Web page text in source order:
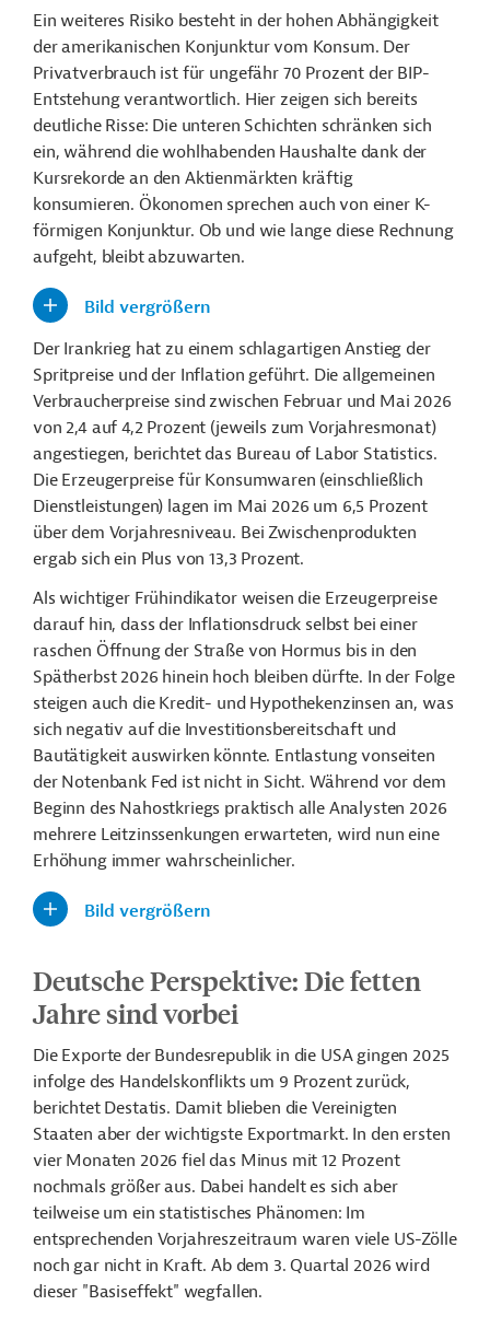
Ein weiteres Risiko besteht in der hohen Abhängigkeit
der amerikanischen Konjunktur vom Konsum. Der
Privatverbrauch ist für ungefähr 70 Prozent der BIP-
Entstehung verantwortlich. Hier zeigen sich bereits
deutliche Risse: Die unteren Schichten schränken sich
ein, während die wohlhabenden Haushalte dank der
Kursrekorde an den Aktienmärkten kräftig
konsumieren. Ökonomen sprechen auch von einer K-
förmigen Konjunktur. Ob und wie lange diese Rechnung
aufgeht, bleibt abzuwarten.
Bild vergrößern
Der Irankrieg hat zu einem schlagartigen Anstieg der
Spritpreise und der Inflation geführt. Die allgemeinen
Verbraucherpreise sind zwischen Februar und Mai 2026
von 2,4 auf 4,2 Prozent (jeweils zum Vorjahresmonat)
angestiegen, berichtet das Bureau of Labor Statistics.
Die Erzeugerpreise für Konsumwaren (einschließlich
Dienstleistungen) lagen im Mai 2026 um 6,5 Prozent
über dem Vorjahresniveau. Bei Zwischenprodukten
ergab sich ein Plus von 13,3 Prozent.
Als wichtiger Frühindikator weisen die Erzeugerpreise
darauf hin, dass der Inflationsdruck selbst bei einer
raschen Öffnung der Straße von Hormus bis in den
Spätherbst 2026 hinein hoch bleiben dürfte. In der Folge
steigen auch die Kredit- und Hypothekenzinsen an, was
sich negativ auf die Investitionsbereitschaft und
Bautätigkeit auswirken könnte. Entlastung vonseiten
der Notenbank Fed ist nicht in Sicht. Während vor dem
Beginn des Nahostkriegs praktisch alle Analysten 2026
mehrere Leitzinssenkungen erwarteten, wird nun eine
Erhöhung immer wahrscheinlicher.
Bild vergrößern
Deutsche Perspektive: Die fetten
Jahre sind vorbei
Die Exporte der Bundesrepublik in die USA gingen 2025
infolge des Handelskonflikts um 9 Prozent zurück,
berichtet Destatis. Damit blieben die Vereinigten
Staaten aber der wichtigste Exportmarkt. In den ersten
vier Monaten 2026 fiel das Minus mit 12 Prozent
nochmals größer aus. Dabei handelt es sich aber
teilweise um ein statistisches Phänomen: Im
entsprechenden Vorjahreszeitraum waren viele US-Zölle
noch gar nicht in Kraft. Ab dem 3. Quartal 2026 wird
dieser "Basiseffekt" wegfallen.